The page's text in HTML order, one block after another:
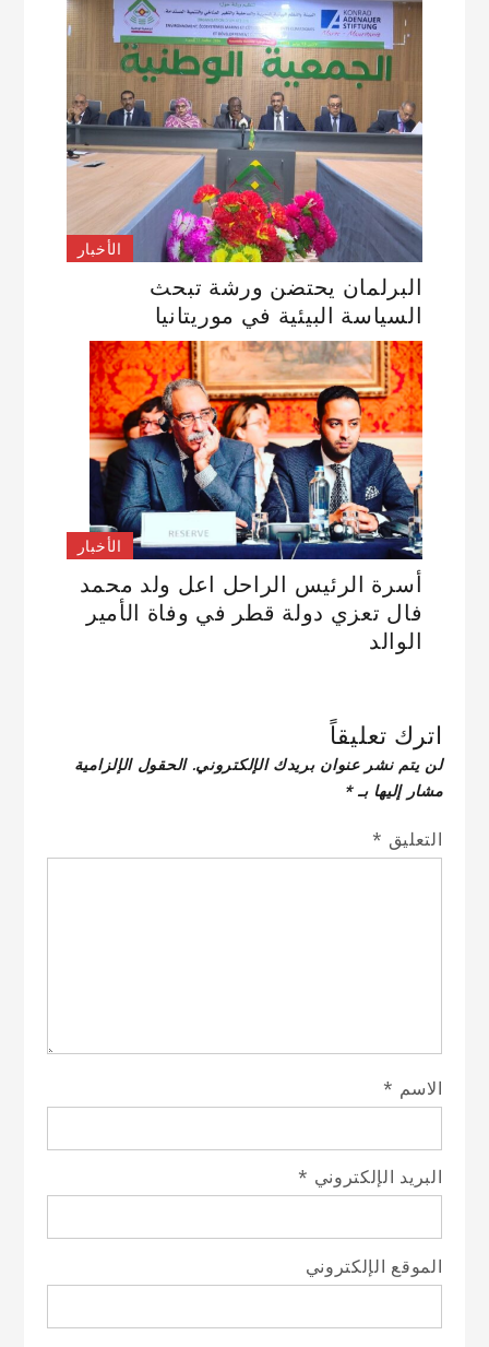
الأخبار
البرلمان يحتضن ورشة تبحث
السياسة البيئية في موريتانيا
الأخبار
أسرة الرئيس الراحل اعل ولد محمد
فال تعزي دولة قطر في وفاة الأمير
الوالد
اترك تعليقاً
لن يتم نشر عنوان بريدك الإلكتروني. الحقول الإلزامية
مشار إليها بـ*
التعليق *
الاسم *
البريد الإلكتروني *
الموقع الإلكتروني